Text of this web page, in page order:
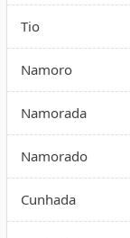
Tio
Namoro
Namorada
Namorado
Cunhada